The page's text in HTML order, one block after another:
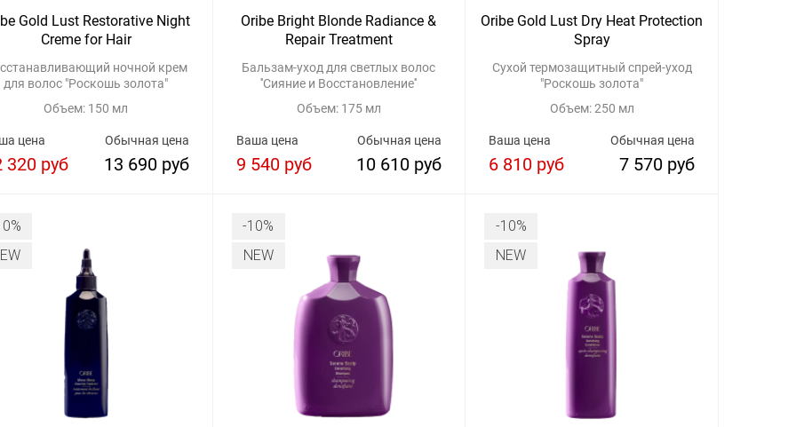
Gold Lust Restorative Night
Creme for Hair
ночной крем
для волос "Роскошь золота"
Объем: 150 мл
Обычная цена
13 690 руб
цена
320 руб
Oribe Bright Blonde Radiance &
Repair Treatment
Бальзам-уход для светлых волос
''Сияние и Восстановление''
Объем: 175 мл
Обычная цена
10 610 руб
Ваша цена
9 540 руб
Oribe Gold Lust Dry Heat Protection
Spray
Сухой термозащитный спрей-уход
"Роскошь золота"
Объем: 250 мл
Обычная цена
7 570 руб
Ваша цена
6 810 руб
-10%
NEW
-10%
NEW